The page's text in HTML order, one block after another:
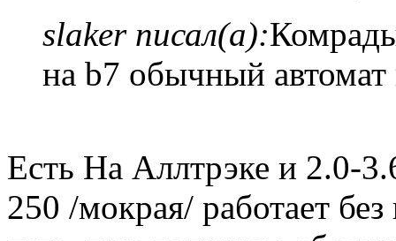
slaker писал(а):
на b7 обычный автомат
Есть На Аллтрэке и 2.0-
250 /мокрая/ работает